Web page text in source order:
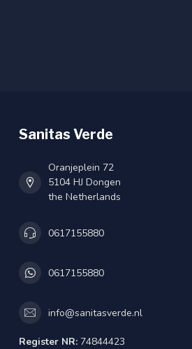
Sanitas Verde
Oranjeplein 72
5104 HJ Dongen
the Netherlands
0617155880
0617155880
info@sanitasverde.nl
Register NR: 74844423